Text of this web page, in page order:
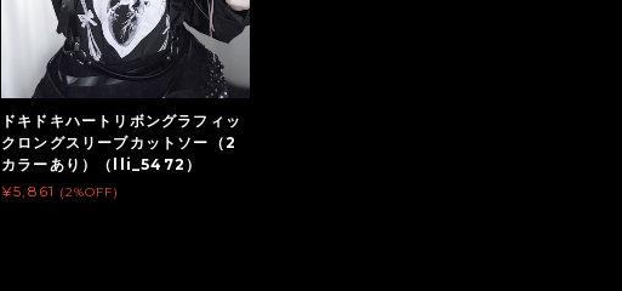
ドキドキハートリボングラフィッ
クロングスリーブカットソー（2
カラーあり）（lli_5472）
¥5,861 (2%OFF)